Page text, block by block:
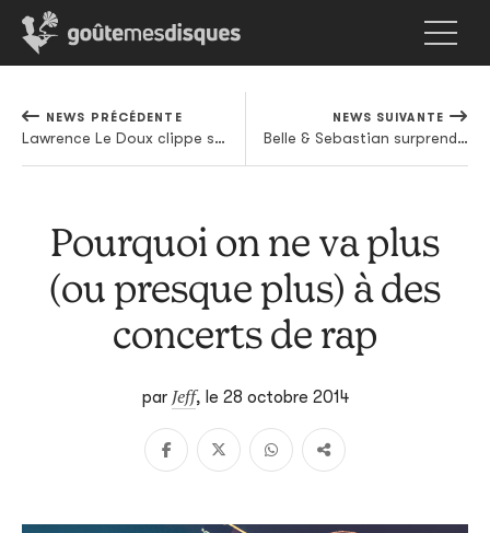
NEWS PRÉCÉDENTE
Lawrence Le Doux clippe son magnifique Astre
NEWS SUIVANTE
Belle & Sebastian surprend (et déçoit pas mal aussi) avec son nouveau single
Pourquoi on ne va plus
(ou presque plus) à des
concerts de rap
par Jeff, le 28 octobre 2014